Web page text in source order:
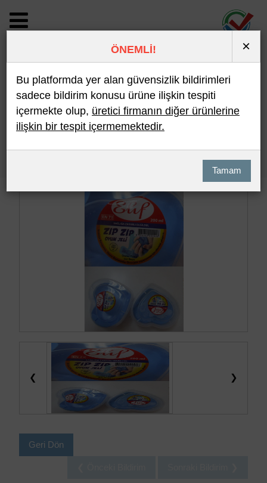
BİLDİRİM DETAYI
Son 10 Bildirim En Çok İncelenen
❮ ❯
Geri Dön
ÖNEMLİ! ×
Bu platformda yer alan güvensizlik bildirimleri
sadece bildirim konusu ürüne ilişkin tespiti
içermekte olup, üretici firmanın diğer ürünlerine
ilişkin bir tespit içermemektedir.
Tamam